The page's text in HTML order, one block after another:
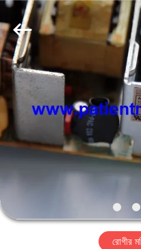
বাড়ি
পণ্য
ভিডিও
আমাদের
সম্বন্ধে
YIGU
Medical
Equipment
Service
Co.,Ltd.
All
Rights
Reserved.
রোগীর